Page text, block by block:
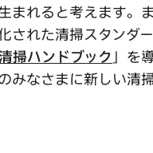
れると考えます。
れた清掃スタンダ
掃ハンドブック 」を
なさまに新しい清